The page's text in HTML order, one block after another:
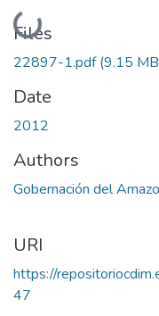
Loading...
Files
22897-1.pdf(9.15
Date
2012
Authors
Gobernación del
URI
https://
47